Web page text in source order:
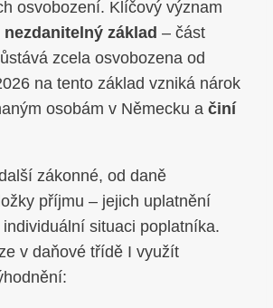
osvobození. Klíčový význam
nezdanitelný základ – část
zcela osvobozena od
na tento základ vzniká nárok
osobám v Německu a činí
zákonné, od daně
příjmu – jejich uplatnění
situaci poplatníka.
v daňové třídě I využít